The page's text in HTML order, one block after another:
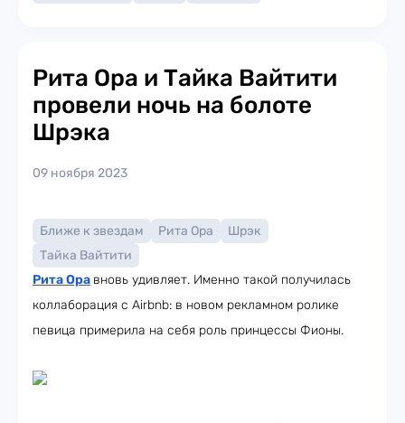
Рита Ора и Тайка Вайтити
провели ночь на болоте
Шрэка
09 ноября 2023
Ближе к звездам Рита Ора
Шрэк
Тайка Вайтити
Рита Ора вновь удивляет. Именно такой получилась
коллаборация с Airbnb: в новом рекламном ролике
певица примерила на себя роль принцессы Фионы.